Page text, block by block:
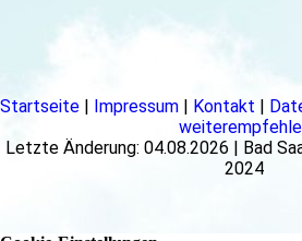
Startseite Impressum Kontakt
Letzte Änderung: 04.08.2026 | Bad
2024